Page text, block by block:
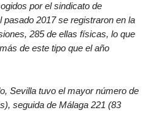
por el sindicato de
2017 se registraron en la
285 de ellas físicas, lo que
de este tipo que el año
Sevilla tuvo el mayor número de
seguida de Málaga 221 (83